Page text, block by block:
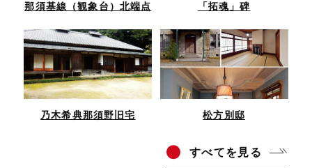
那須基線（観象台）北端点 「拓魂」碑
乃木希典那須野旧宅 松方別邸
すべてを見る